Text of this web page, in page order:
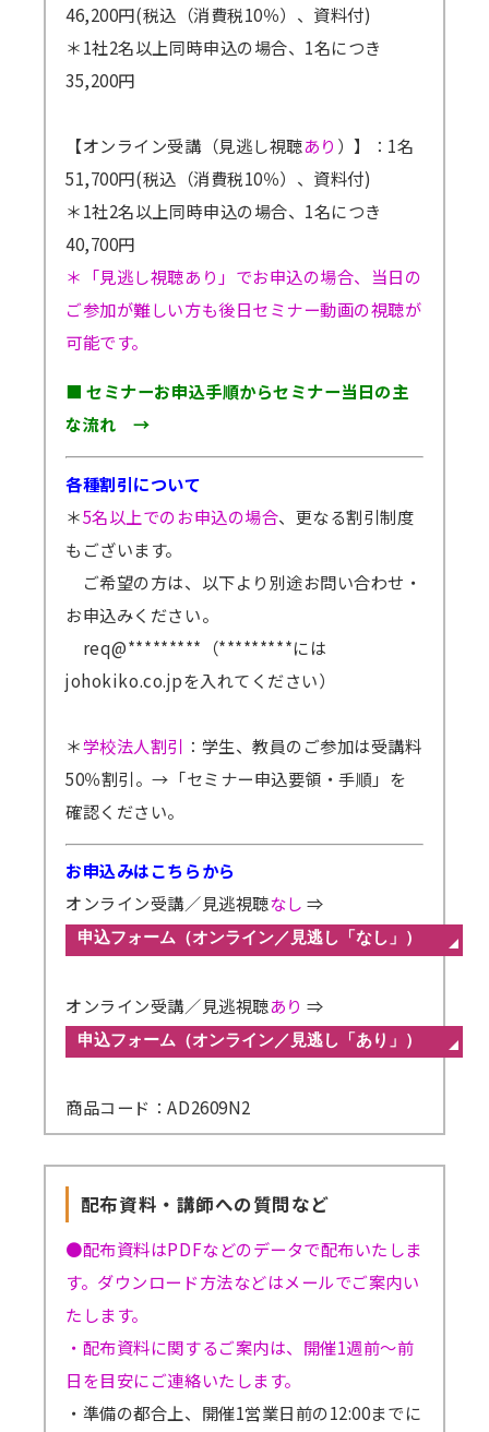
備のハイブリッド運用／補助制度・導入支援施
策の企画
46,200円(税込（消費税10％）、資料付)
＊1社2名以上同時申込の場合、1名につき
35,200円
【オンライン受講（見逃し視聴あり ）】：1名
51,700円(税込（消費税10％）、資料付)
＊1社2名以上同時申込の場合、1名につき
40,700円
＊「見逃し視聴あり」でお申込の場合、当日の
ご参加が難しい方も後日セミナー動画の視聴が
可能です。
■ セミナーお申込手順からセミナー当日の主
な流れ →
各種割引について
＊5名以上でのお申込の場合、更なる割引制度
もございます。
ご希望の方は、以下より別途お問い合わせ・
お申込みください。
req@*********（*********には
johokiko.co.jpを入れてください）
＊学校法人割引 ：学生、教員のご参加は受講料
50％割引。→「セミナー申込要領・手順」を
確認ください。
お申込みはこちらから
オンライン受講／見逃視聴なし ⇒
オンライン受講／見逃視聴あり ⇒
商品コード：AD2609N2
配布資料・講師への質問など
●配布資料はPDFなどのデータで配布いたしま
す。ダウンロード方法などはメールでご案内い
たします。
・配布資料に関するご案内は、開催1週前～前
日を目安にご連絡いたします。
・準備の都合上、開催1営業日前の12:00までに